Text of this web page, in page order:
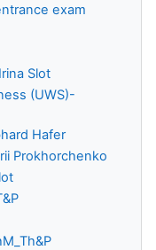
exam
Slot
(UWS)-
Hafer
Prokhorchenko